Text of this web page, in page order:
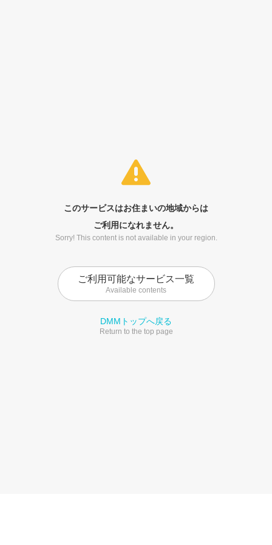
このサービスはお住まいの地域からは
ご利用になれません。
Sorry! This content is not available in your region.
ご利用可能なサービス一覧
Available contents
DMMトップへ戻る
Return to the top page